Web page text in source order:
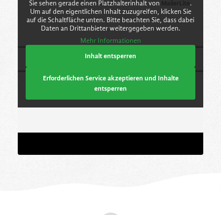
Sie sehen gerade einen Platzhalterinhalt von
.
Um auf den eigentlichen Inhalt zuzugreifen, klicken Sie
auf die Schaltfläche unten. Bitte beachten Sie, dass dabei
Daten an Drittanbieter weitergegeben werden.
Mehr Informationen
Inhalt entsperren
Erforderlichen Service akzeptieren und Inhalte
entsperren